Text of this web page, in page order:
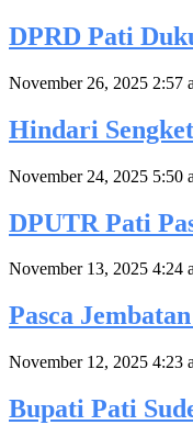
DPRD Pati
November 26, 2025 2:57
Hindari
November 24, 2025 5:50
DPUTR Pati
November 13, 2025 4:24
Pasca
November 12, 2025 4:23
Bupati Pati